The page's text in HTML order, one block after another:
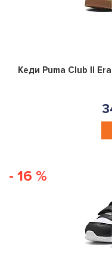
Кеди Puma Club II
- 16 %